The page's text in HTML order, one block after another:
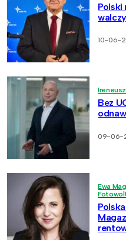
Polski
10-06-
Ireneusz
Bez
09-06-
Ewa